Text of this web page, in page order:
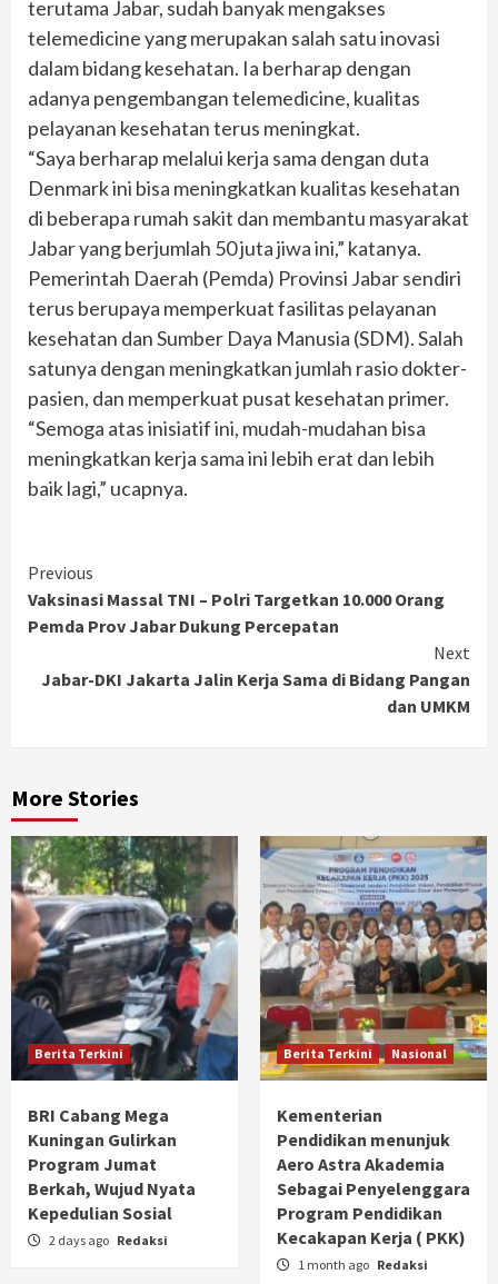
terutama Jabar, sudah banyak mengakses
telemedicine yang merupakan salah satu inovasi
dalam bidang kesehatan. Ia berharap dengan
adanya pengembangan telemedicine, kualitas
pelayanan kesehatan terus meningkat.
“Saya berharap melalui kerja sama dengan duta
Denmark ini bisa meningkatkan kualitas kesehatan
di beberapa rumah sakit dan membantu masyarakat
Jabar yang berjumlah 50 juta jiwa ini,” katanya.
Pemerintah Daerah (Pemda) Provinsi Jabar sendiri
terus berupaya memperkuat fasilitas pelayanan
kesehatan dan Sumber Daya Manusia (SDM). Salah
satunya dengan meningkatkan jumlah rasio dokter-
pasien, dan memperkuat pusat kesehatan primer.
“Semoga atas inisiatif ini, mudah-mudahan bisa
meningkatkan kerja sama ini lebih erat dan lebih
baik lagi,” ucapnya.
Continue
Reading
Previous
Vaksinasi Massal TNI – Polri Targetkan 10.000 Orang
Pemda Prov Jabar Dukung Percepatan
Next
Jabar-DKI Jakarta Jalin Kerja Sama di Bidang Pangan
dan UMKM
More Stories
Berita Terkini
BRI Cabang Mega
Kuningan Gulirkan
Program Jumat
Berkah, Wujud Nyata
Kepedulian Sosial
2 days ago Redaksi
Berita Terkini Nasional
Kementerian
Pendidikan menunjuk
Aero Astra Akademia
Sebagai Penyelenggara
Program Pendidikan
Kecakapan Kerja ( PKK)
1 month ago Redaksi